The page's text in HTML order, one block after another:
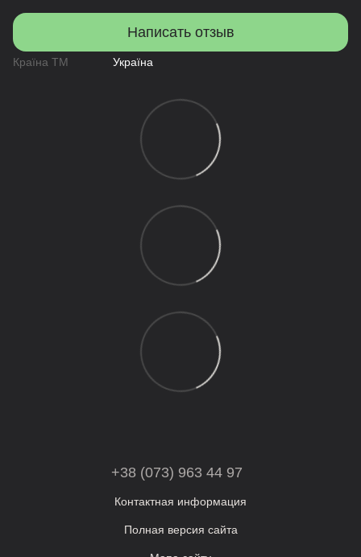
Написать отзыв
Країна ТМ Україна
+38 (073) 963 44 97
Контактная информация
Полная версия сайта